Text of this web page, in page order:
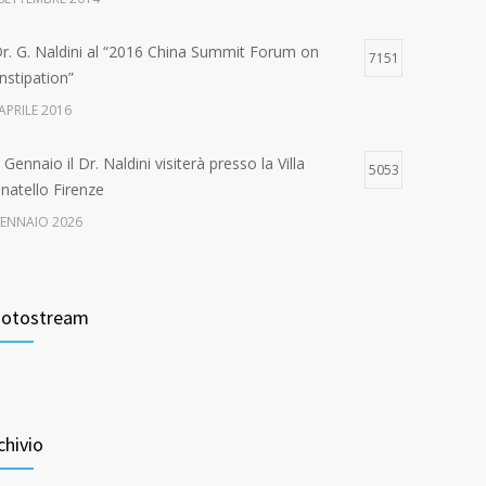
G. Naldini al “2016 China Summit Forum on
7151
2016
Gennaio il Dr. Naldini visiterà presso la Villa
Firenze
5053
2026
di San Rossore
2024